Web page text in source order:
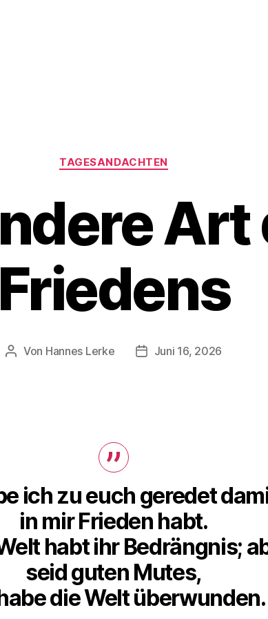
Kategorien
TAGESANDACHTEN
Art
Friedens
Beitragsautor
Von Hannes Lerke Beitragsdatum
Juni 16, 2026
ich zu euch geredet
in mir Frieden habt.
habt ihr Bedrängnis;
seid guten Mutes,
die Welt überwunden.